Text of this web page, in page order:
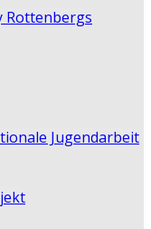
Rottenbergs
Jugendarbeit